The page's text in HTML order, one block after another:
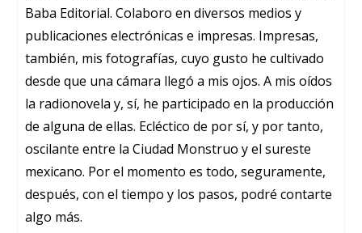
Baba Editorial. Colaboro en diversos medios y
publicaciones electrónicas e impresas. Impresas,
también, mis fotografías, cuyo gusto he cultivado
desde que una cámara llegó a mis ojos. A mis oídos
la radionovela y, sí, he participado en la producción
de alguna de ellas. Ecléctico de por sí, y por tanto,
oscilante entre la Ciudad Monstruo y el sureste
mexicano. Por el momento es todo, seguramente,
después, con el tiempo y los pasos, podré contarte
algo más.